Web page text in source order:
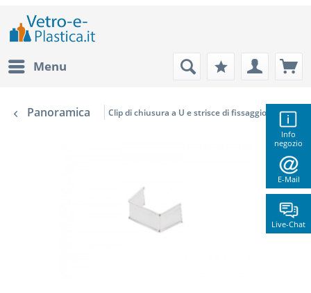
Info
negozio
E-Mail
Live-Chat
Menu
Panoramica Clip di chiusura a U e strisce di fissaggio